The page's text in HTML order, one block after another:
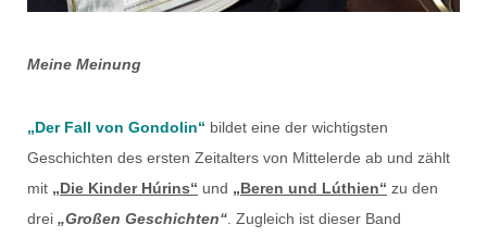
Meine Meinung
„Der Fall von Gondolin“ bildet eine der wichtigsten
Geschichten des ersten Zeitalters von Mittelerde ab und zählt
mit „Die Kinder Húrins“ und „Beren und Lúthien“ zu den
drei „Großen Geschichten“ . Zugleich ist dieser Band